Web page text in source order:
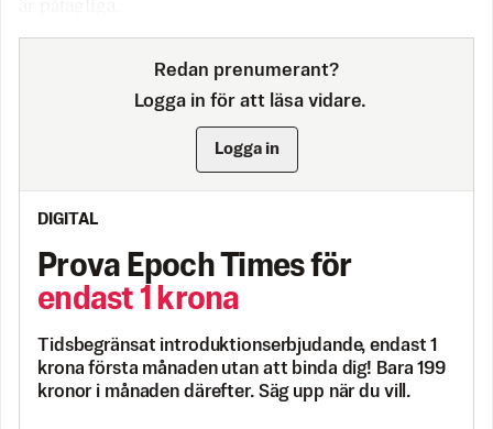
Redan prenumerant?
Logga in för att läsa vidare.
Logga in
DIGITAL
Prova Epoch Times för
endast 1 krona
Tidsbegränsat introduktionserbjudande, endast 1
krona första månaden utan att binda dig! Bara 199
kronor i månaden därefter. Säg upp när du vill.